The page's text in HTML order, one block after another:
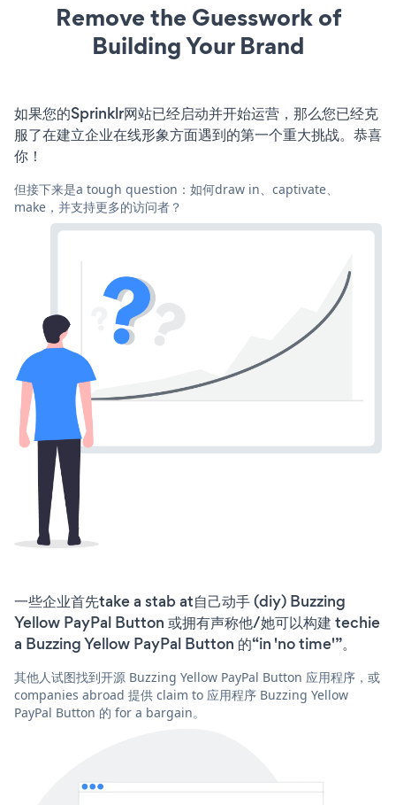
Remove the Guesswork of
Building Your Brand
如果您的Sprinklr网站已经启动并开始运营，那么您已经克
服了在建立企业在线形象方面遇到的第一个重大挑战。恭喜
你！
但接下来是a tough question：如何draw in、captivate、
make，并支持更多的访问者？
一些企业首先take a stab at自己动手 (diy) Buzzing
Yellow PayPal Button 或拥有声称他/她可以构建 techie
a Buzzing Yellow PayPal Button 的“in 'no time'”。
其他人试图找到开源 Buzzing Yellow PayPal Button 应用程序，或
companies abroad 提供 claim to 应用程序 Buzzing Yellow
PayPal Button 的 for a bargain。